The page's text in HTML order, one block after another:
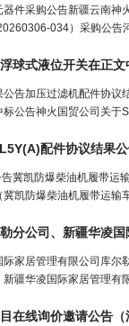
件采购公告新疆云南
034）采购公
浮球式液位开关在正文
告加压过滤机配件协
公告神火国贸公司关
配件协议结果
冀凯防爆柴油机履带
凯防爆柴油机履带运
家居管理有限公司库
疆华凌国际家居管理
在线询价邀请公告（